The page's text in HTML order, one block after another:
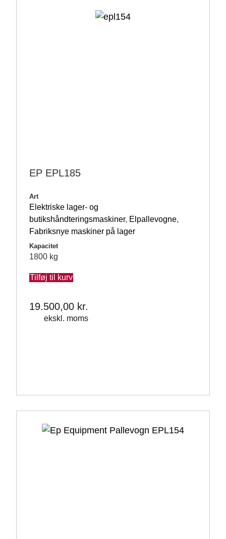
EP EPL185
Art
Elektriske lager- og
butikshåndteringsmaskiner, Elpallevogne,
Fabriksnye maskiner på lager
Kapacitet
1800 kg
Tilføj til kurv
19.500,00 kr.
ekskl. moms